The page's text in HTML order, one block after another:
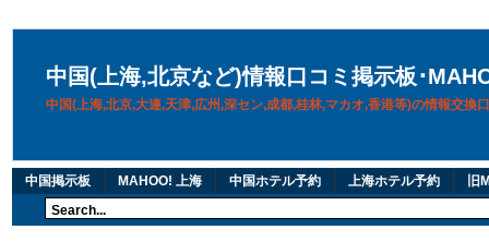
中国(上海,北京など)情報口コミ掲示板･
中国(上海,北京,大連,天津,広州,深セン,成都,桂林,マカオ,香港等)の情報交換
中国掲示板 MAHOO! 上海 中国ホテル予約 上海ホテル予約 旧